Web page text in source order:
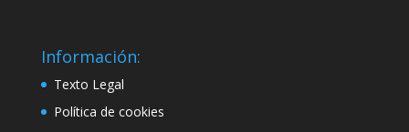
Información:
Texto Legal
Política de cookies